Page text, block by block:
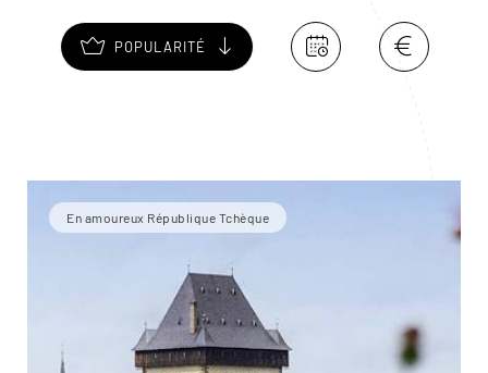
POPULARITÉ
En amoureux République Tchèque